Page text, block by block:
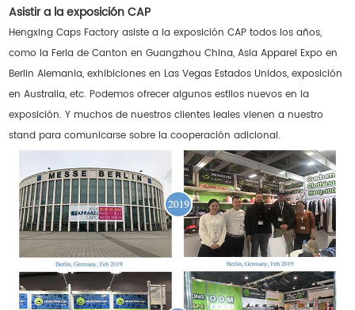
Asistir a la exposición CAP
Hengxing Caps Factory asiste a la exposición CAP todos los años,
como la Feria de Canton en Guangzhou China, Asia Apparel Expo en
Berlin Alemania, exhibiciones en Las Vegas Estados Unidos, exposición
en Australia, etc. Podemos ofrecer algunos estilos nuevos en la
exposición. Y muchos de nuestros clientes leales vienen a nuestro
stand para comunicarse sobre la cooperación adicional.